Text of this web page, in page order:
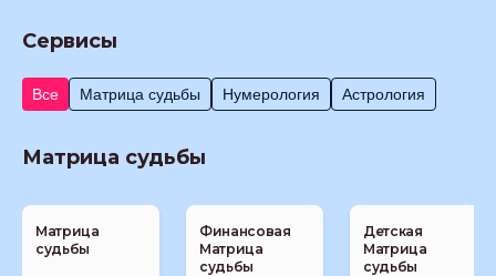
Сервисы
Все Матрица судьбы Нумерология Астрология
Матрица судьбы
Матрица
судьбы
Финансовая
Матрица
судьбы
Детская
Матрица
судьбы